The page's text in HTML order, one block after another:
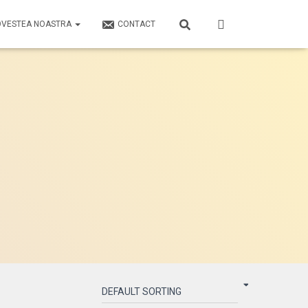
NOASTRA CONTACT